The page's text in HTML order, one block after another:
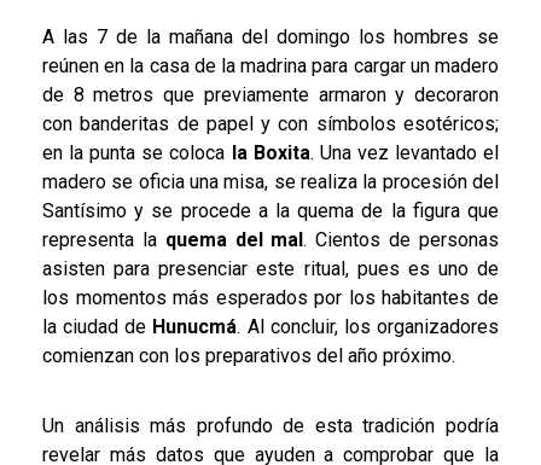
A las 7 de la mañana del domingo los hombres se
reúnen en la casa de la madrina para cargar un madero
de 8 metros que previamente armaron y decoraron
con banderitas de papel y con símbolos esotéricos;
en la punta se coloca la Boxita. Una vez levantado el
madero se oficia una misa, se realiza la procesión del
Santísimo y se procede a la quema de la figura que
representa la quema del mal. Cientos de personas
asisten para presenciar este ritual, pues es uno de
los momentos más esperados por los habitantes de
la ciudad de Hunucmá. Al concluir, los organizadores
comienzan con los preparativos del año próximo.
Un análisis más profundo de esta tradición podría
revelar más datos que ayuden a comprobar que la